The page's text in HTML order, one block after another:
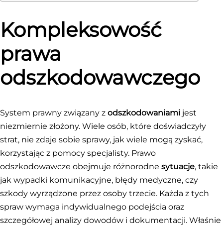
Kompleksowość
prawa
odszkodowawczego
System prawny związany z odszkodowaniami jest
niezmiernie złożony. Wiele osób, które doświadczyły
strat, nie zdaje sobie sprawy, jak wiele mogą zyskać,
korzystając z pomocy specjalisty. Prawo
odszkodowawcze obejmuje różnorodne sytuacje, takie
jak wypadki komunikacyjne, błędy medyczne, czy
szkody wyrządzone przez osoby trzecie. Każda z tych
spraw wymaga indywidualnego podejścia oraz
szczegółowej analizy dowodów i dokumentacji. Właśnie